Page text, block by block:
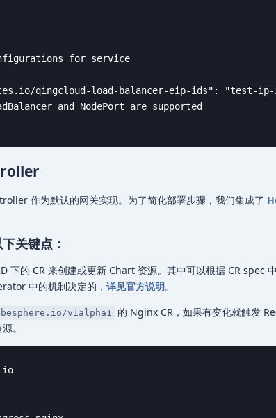
for service
qingcloud-load-balancer-eip-ids": "test-ip-
and NodePort are supported
作为默认的网关实现。为了简化部署步骤，我们集成了
关键点：
下的 CR 来创建或更新 Chart 资源。其中可以根据 CR spec
中的机制决定的， 详见官方说明。
v1alpha1
的 Nginx CR，如果有变化就触发
。